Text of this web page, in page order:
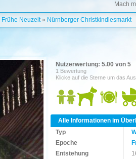
Mach
Frühe Neuzeit» Nürnberger Christkindlesmarkt
Nutzerwertung: 5.00 von 5
1 Bewertung
Klicke auf die Sterne um das
Alle Informationen im
Typ
Epoche
Entstehung